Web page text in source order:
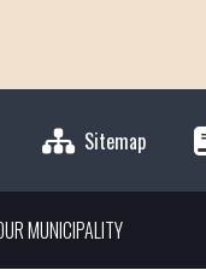
Sitemap
MUNICIPALITY